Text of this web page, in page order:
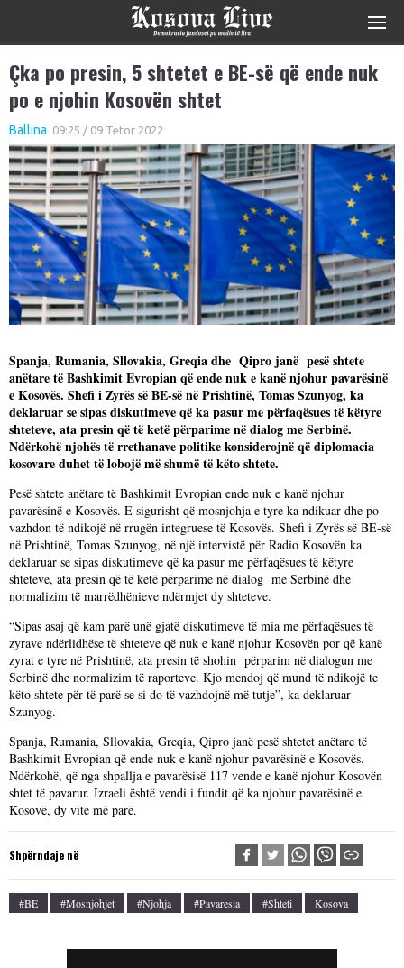
Çka po presin, 5 shtetet e BE-së që ende nuk
po e njohin Kosovën shtet
Ballina 09:25 / 09 Tetor 2022
Spanja, Rumania, Sllovakia, Greqia dhe Qipro janë pesë shtete
anëtare të Bashkimit Evropian që ende nuk e kanë njohur pavarësinë
e Kosovës. Shefi i Zyrës së BE-së në Prishtinë, Tomas Szunyog, ka
deklaruar se sipas diskutimeve që ka pasur me përfaqësues të këtyre
shteteve, ata presin që të ketë përparime në dialog me Serbinë.
Ndërkohë njohës të rrethanave politike konsiderojnë që diplomacia
kosovare duhet të lobojë më shumë të këto shtete.
Pesë shtete anëtare të Bashkimit Evropian ende nuk e kanë njohur
pavarësinë e Kosovës. E sigurisht që mosnjohja e tyre ka ndikuar dhe po
vazhdon të ndikojë në rrugën integruese të Kosovës. Shefi i Zyrës së BE-së
në Prishtinë, Tomas Szunyog, në një intervistë për Radio Kosovën ka
deklaruar se sipas diskutimeve që ka pasur me përfaqësues të këtyre
shteteve, ata presin që të ketë përparime në dialog me Serbinë dhe
normalizim të marrëdhënieve ndërmjet dy shteteve.
“Sipas asaj që kam parë unë gjatë diskutimeve të mia me përfaqësues të
zyrave ndërlidhëse të shteteve që nuk e kanë njohur Kosovën por që kanë
zyrat e tyre në Prishtinë, ata presin të shohin përparim në dialogun me
Serbinë dhe normalizim të raporteve. Kjo mendoj që mund të ndikojë te
këto shtete për të parë se si do të vazhdojnë më tutje”, ka deklaruar
Szunyog.
Spanja, Rumania, Sllovakia, Greqia, Qipro janë pesë shtetet anëtare të
Bashkimit Evropian që ende nuk e kanë njohur pavarësinë e Kosovës.
Ndërkohë, që nga shpallja e pavarësisë 117 vende e kanë njohur Kosovën
shtet të pavarur. Izraeli është vendi i fundit që ka njohur pavarësinë e
Kosovë, dy vite më parë.
Shpërndaje në
#BE #mosnjohjet #Njohja #Pavaresia #shteti Kosova